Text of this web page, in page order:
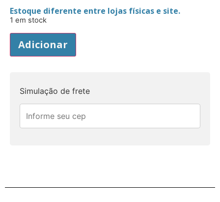
Estoque diferente entre lojas físicas e site.
1 em stock
Adicionar
Simulação de frete